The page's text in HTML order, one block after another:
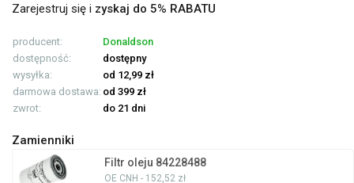
Zarejestruj się i zyskaj do 5% RABATU
producent:
Donaldson
dostępność:
dostępny
wysyłka:
od 12,99 zł
darmowa dostawa: od 399 zł
zwrot:
do 21 dni
Zamienniki
Filtr oleju 84228488
OE CNH - 152,52 zł